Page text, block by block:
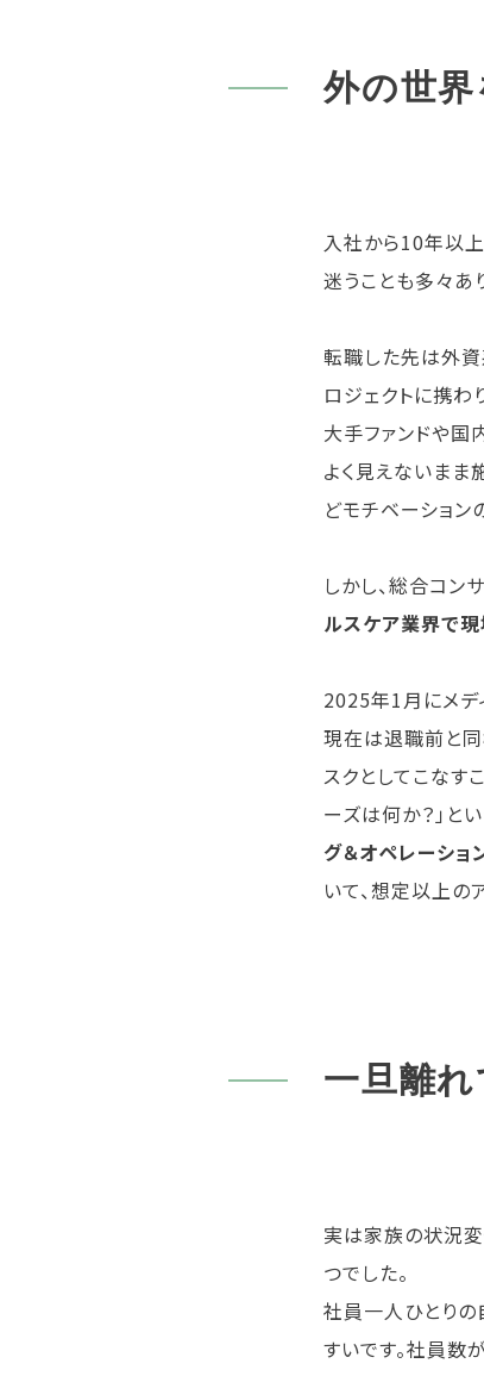
外の世
入社から10年以上
迷うことも多々あ
転職した先は外資
ロジェクトに携わ
大手ファンドや国
よく見えないまま
どモチベーション
しかし、総合コン
ルスケア業界で
2025年1月にメデ
現在は退職前と
スクとしてこなす
ーズは何か？」と
グ＆オペレーショ
いて、想定以上の
一旦離
実は家族の状況
つでした。
社員一人ひとりの
すいです。社員数